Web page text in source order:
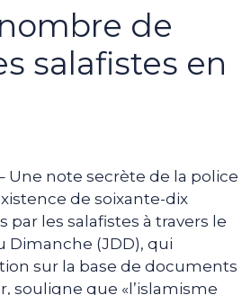
de
salafistes en
Une note secrète de la police
de soixante-dix
par les salafistes à travers le
Dimanche (JDD), qui
sur la base de documents
souligne que «l’islamisme